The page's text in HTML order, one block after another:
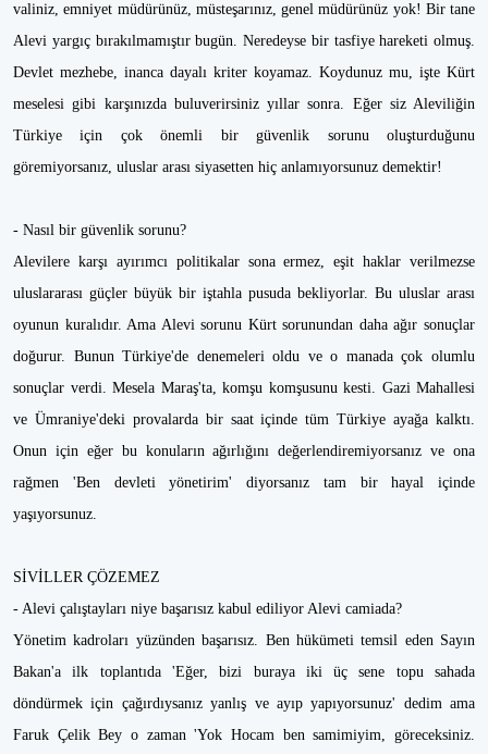
valiniz, emniyet müdürünüz, müsteşarınız, genel müdürünüz yok! Bir tane
Alevi yargıç bırakılmamıştır bugün. Neredeyse bir tasfiye hareketi olmuş.
Devlet mezhebe, inanca dayalı kriter koyamaz. Koydunuz mu, işte Kürt
meselesi gibi karşınızda buluverirsiniz yıllar sonra. Eğer siz Aleviliğin
Türkiye için çok önemli bir güvenlik sorunu oluşturduğunu
göremiyorsanız, uluslar arası siyasetten hiç anlamıyorsunuz demektir!
- Nasıl bir güvenlik sorunu?
Alevilere karşı ayırımcı politikalar sona ermez, eşit haklar verilmezse
uluslararası güçler büyük bir iştahla pusuda bekliyorlar. Bu uluslar arası
oyunun kuralıdır. Ama Alevi sorunu Kürt sorunundan daha ağır sonuçlar
doğurur. Bunun Türkiye'de denemeleri oldu ve o manada çok olumlu
sonuçlar verdi. Mesela Maraş'ta, komşu komşusunu kesti. Gazi Mahallesi
ve Ümraniye'deki provalarda bir saat içinde tüm Türkiye ayağa kalktı.
Onun için eğer bu konuların ağırlığını değerlendiremiyorsanız ve ona
rağmen 'Ben devleti yönetirim' diyorsanız tam bir hayal içinde
yaşıyorsunuz.
SİVİLLER ÇÖZEMEZ
- Alevi çalıştayları niye başarısız kabul ediliyor Alevi camiada?
Yönetim kadroları yüzünden başarısız. Ben hükümeti temsil eden Sayın
Bakan'a ilk toplantıda 'Eğer, bizi buraya iki üç sene topu sahada
döndürmek için çağırdıysanız yanlış ve ayıp yapıyorsunuz' dedim ama
Faruk Çelik Bey o zaman 'Yok Hocam ben samimiyim, göreceksiniz.